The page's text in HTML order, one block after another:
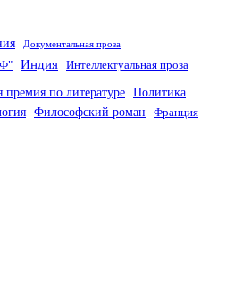
Документальная проза
Индия Интеллектуальная проза
премия по литературе Политика
Философский роман Франция